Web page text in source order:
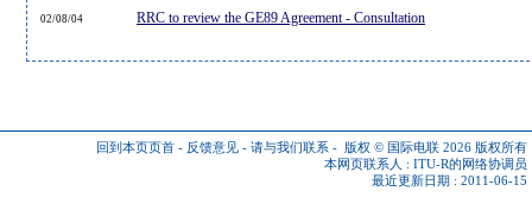
02/08/04 RRC to review the GE89 Agreement - Consultation
回到本页页首 - 反馈意见 - 请与我们联系 - 版权 © 国际电联 2026 版权所有
本网页联系人 : ITU-R的网络协调员
最近更新日期 : 2011-06-15